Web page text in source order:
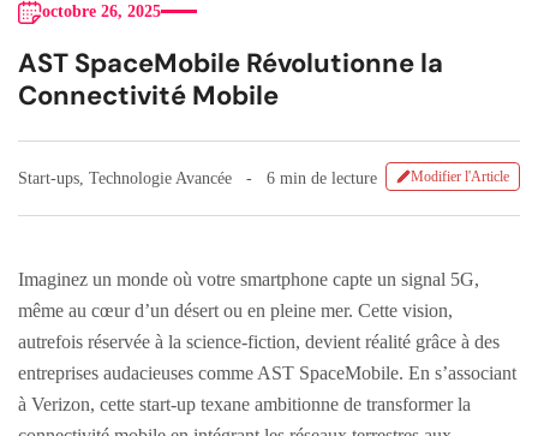
octobre 26, 2025
AST SpaceMobile Révolutionne la
Connectivité Mobile
Start-ups Technologie Avancée 6 min de lecture Modifier l'Article
Imaginez un monde où votre smartphone capte un signal 5G,
même au cœur d’un désert ou en pleine mer. Cette vision,
autrefois réservée à la science-fiction, devient réalité grâce à des
entreprises audacieuses comme AST SpaceMobile. En s’associant
à Verizon, cette start-up texane ambitionne de transformer la